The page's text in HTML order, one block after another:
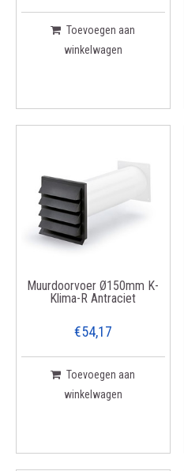
Toevoegen aan
winkelwagen
Muurdoorvoer Ø150mm K-
Klima-R Antraciet
€54,17
Toevoegen aan
winkelwagen